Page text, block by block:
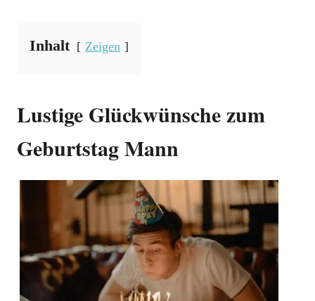
Inhalt Zeigen
Lustige Glückwünsche zum
Geburtstag Mann